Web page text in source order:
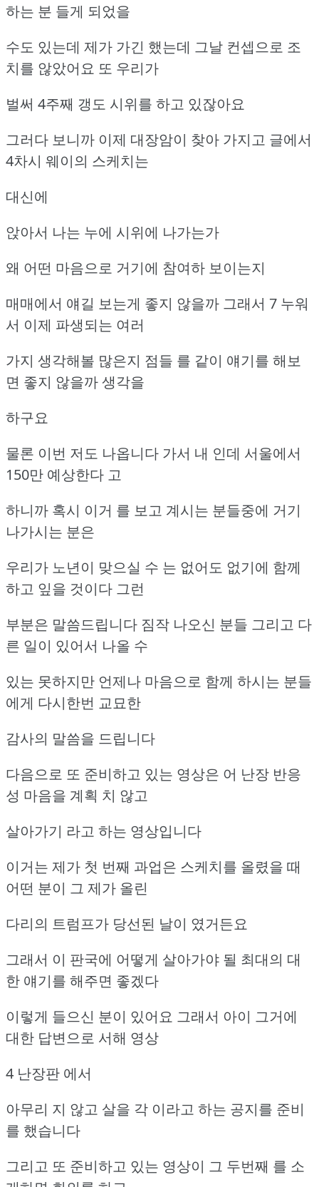
하는 분 들게 되었을
수도 있는데 제가 가긴 했는데 그날 컨셉으로 조
치를 않았어요 또 우리가
벌써 4주째 갱도 시위를 하고 있잖아요
그러다 보니까 이제 대장암이 찾아 가지고 글에서
4차시 웨이의 스케치는
대신에
앉아서 나는 누에 시위에 나가는가
왜 어떤 마음으로 거기에 참여하 보이는지
매매에서 얘길 보는게 좋지 않을까 그래서 7 누워
서 이제 파생되는 여러
가지 생각해볼 많은지 점들 를 같이 얘기를 해보
면 좋지 않을까 생각을
하구요
물론 이번 저도 나옵니다 가서 내 인데 서울에서
150만 예상한다 고
하니까 혹시 이거 를 보고 계시는 분들중에 거기
나가시는 분은
우리가 노년이 맞으실 수 는 없어도 없기에 함께
하고 잎을 것이다 그런
부분은 말씀드립니다 짐작 나오신 분들 그리고 다
른 일이 있어서 나올 수
있는 못하지만 언제나 마음으로 함께 하시는 분들
에게 다시한번 교묘한
감사의 말씀을 드립니다
다음으로 또 준비하고 있는 영상은 어 난장 반응
성 마음을 계획 치 않고
살아가기 라고 하는 영상입니다
이거는 제가 첫 번째 과업은 스케치를 올렸을 때
어떤 분이 그 제가 올린
다리의 트럼프가 당선된 날이 였거든요
그래서 이 판국에 어떻게 살아가야 될 최대의 대
한 얘기를 해주면 좋겠다
이렇게 들으신 분이 있어요 그래서 아이 그거에
대한 답변으로 서해 영상
4 난장판 에서
아무리 지 않고 살을 각 이라고 하는 공지를 준비
를 했습니다
그리고 또 준비하고 있는 영상이 그 두번째 를 소